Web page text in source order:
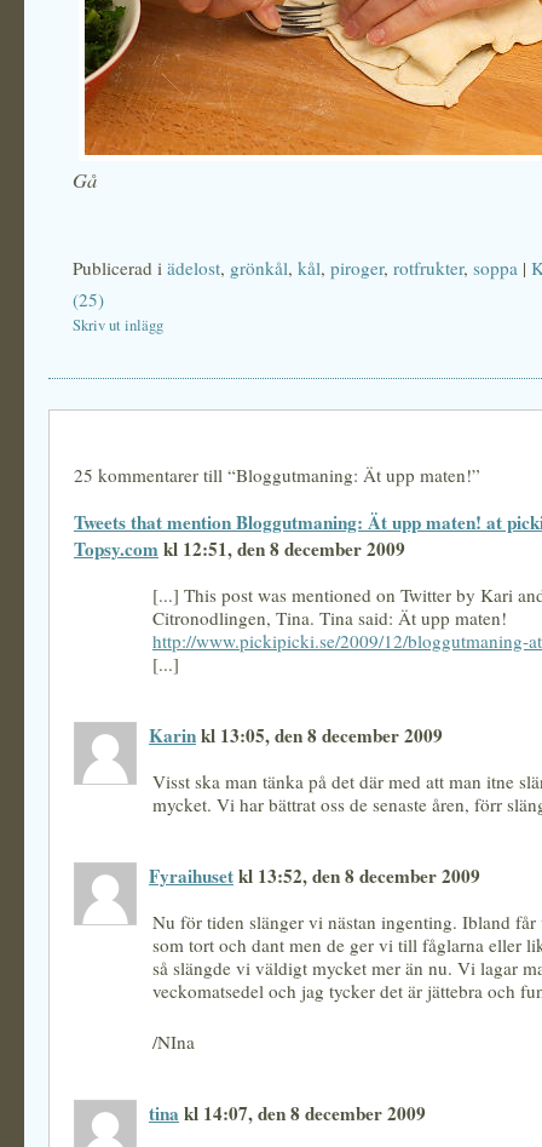
Gå
Publicerad i ädelost, grönkål, kål, piroger, rotfrukter, soppa |
(25)
Skriv ut inlägg
25 kommentarer till “Bloggutmaning: Ät upp maten!”
Tweets that mention Bloggutmaning: Ät upp maten! at
Topsy.comkl 12:51, den 8 december 2009
[...] This post was mentioned on Twitter by Kari
Citronodlingen, Tina. Tina said: Ät upp maten!
http://www.pickipicki.se/2009/12/bloggutmaning-
[...]
Karinkl 13:05, den 8 december 2009
Visst ska man tänka på det där med att man itne
mycket. Vi har bättrat oss de senaste åren, förr
Fyraihusetkl 13:52, den 8 december 2009
Nu för tiden slänger vi nästan ingenting. Ibland får
som tort och dant men de ger vi till fåglarna eller
så slängde vi väldigt mycket mer än nu. Vi lagar
veckomatsedel och jag tycker det är jättebra och
/NIna
tina kl 14:07, den 8 december 2009